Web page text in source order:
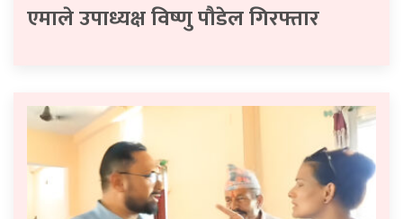
एमाले उपाध्यक्ष विष्णु पौडेल गिरफ्तार